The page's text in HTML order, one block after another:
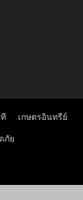
เกษตรอินทรีย์
ภัย